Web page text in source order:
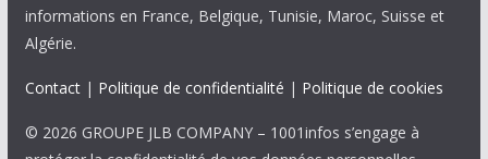
informations en France, Belgique, Tunisie, Maroc, Suisse et
Algérie.
Contact| Politique de confidentialité | Politique de cookies
© 2026 GROUPE JLB COMPANY – 1001infos s’engage à